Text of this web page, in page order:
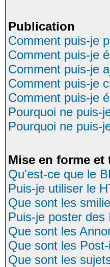
Publication
Comment puis-je
Comment puis-je
Comment puis-je
Comment puis-je
Comment puis-je
Pourquoi ne puis-
Pourquoi ne puis-
Mise en forme
Qu'est-ce que le
Puis-je utiliser le
Que sont les
Puis-je poster des
Que sont les
Que sont les
Que sont les